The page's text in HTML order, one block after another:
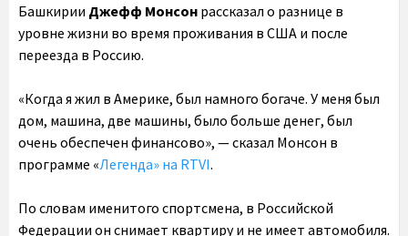
Башкирии Джефф Монсон рассказал о разнице в
уровне жизни во время проживания в США и после
переезда в Россию.
«Когда я жил в Америке, был намного богаче. У меня был
дом, машина, две машины, было больше денег, был
очень обеспечен финансово», — сказал Монсон в
программе «Легенда» на RTVI.
По словам именитого спортсмена, в Российской
Федерации он снимает квартиру и не имеет автомобиля.